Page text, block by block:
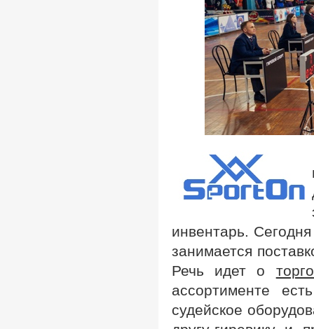
инвентарь.
занимается
Речь идет о
ассортименте
судейское